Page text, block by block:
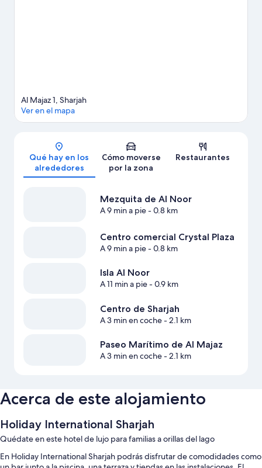
Mapa
Al Majaz 1, Sharjah
Ver en el mapa
Qué hay en los
alrededores
Cómo moverse
por la zona
Restaurantes
Mezquita de Al Noor
A 9 min a pie- 0.8 km
Centro comercial Crystal Plaza
A 9 min a pie- 0.8 km
Isla Al Noor
A 11 min a pie- 0.9 km
Centro de Sharjah
A 3 min en coche- 2.1 km
Paseo Marítimo de Al Majaz
A 3 min en coche- 2.1 km
Acerca de este alojamiento
Holiday International Sharjah
Quédate en este hotel de lujo para familias a orillas del lago
En Holiday International Sharjah podrás disfrutar de comodidades como